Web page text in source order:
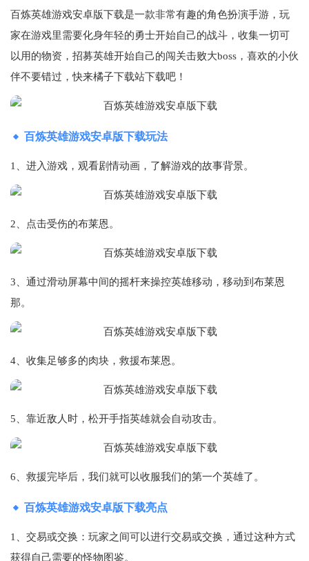
百炼英雄游戏安卓版下载是一款非常有趣的角色扮演手游，玩
家在游戏里需要化身年轻的勇士开始自己的战斗，收集一切可
以用的物资，招募英雄开始自己的闯关击败大boss，喜欢的小伙
伴不要错过，快来橘子下载站下载吧！
百炼英雄游戏安卓版下载玩法
1、进入游戏，观看剧情动画，了解游戏的故事背景。
2、点击受伤的布莱恩。
3、通过滑动屏幕中间的摇杆来操控英雄移动，移动到布莱恩
那。
4、收集足够多的肉块，救援布莱恩。
5、靠近敌人时，松开手指英雄就会自动攻击。
6、救援完毕后，我们就可以收服我们的第一个英雄了。
百炼英雄游戏安卓版下载亮点
1、交易或交换：‌玩家之间可以进行交易或交换，‌通过这种方式
获得自己需要的怪物图鉴。‌